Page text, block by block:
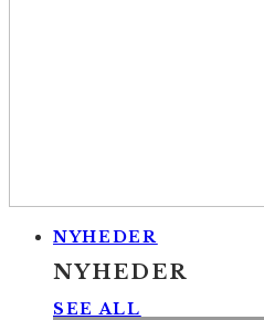
NYHEDER
NYHEDER
SEE ALL